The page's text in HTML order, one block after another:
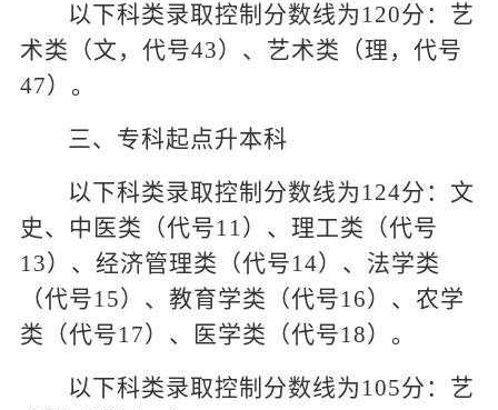
以下科类录取控制分数线为120分：艺
术类（文，代号43）、艺术类（理，代号
47）。
三、专科起点升本科
以下科类录取控制分数线为124分：文
史、中医类（代号11）、理工类（代号
13）、经济管理类（代号14）、法学类
（代号15）、教育学类（代号16）、农学
类（代号17）、医学类（代号18）。
以下科类录取控制分数线为105分：艺